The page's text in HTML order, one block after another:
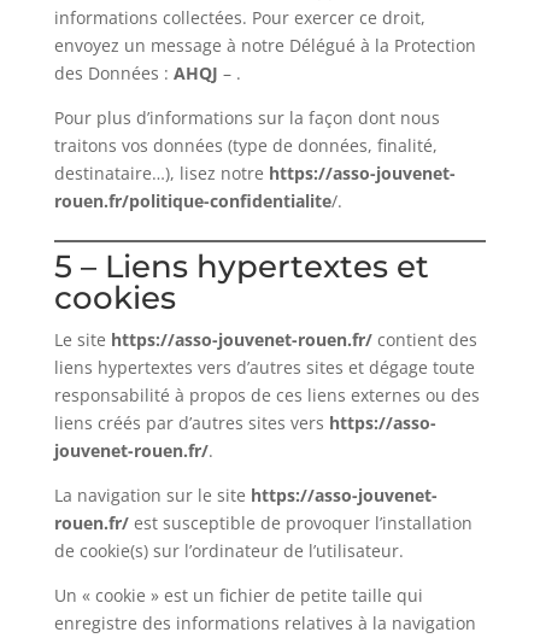
informations collectées. Pour exercer ce droit,
envoyez un message à notre Délégué à la Protection
des Données : AHQJ – .
Pour plus d’informations sur la façon dont nous
traitons vos données (type de données, finalité,
destinataire…), lisez notre https://asso-jouvenet-
rouen.fr/politique-confidentialite/.
5 – Liens hypertextes et
cookies
Le site https://asso-jouvenet-rouen.fr/contient des
liens hypertextes vers d’autres sites et dégage toute
responsabilité à propos de ces liens externes ou des
liens créés par d’autres sites vers https://asso-
jouvenet-rouen.fr/.
La navigation sur le site https://asso-jouvenet-
rouen.fr/est susceptible de provoquer l’installation
de cookie(s) sur l’ordinateur de l’utilisateur.
Un « cookie » est un fichier de petite taille qui
enregistre des informations relatives à la navigation